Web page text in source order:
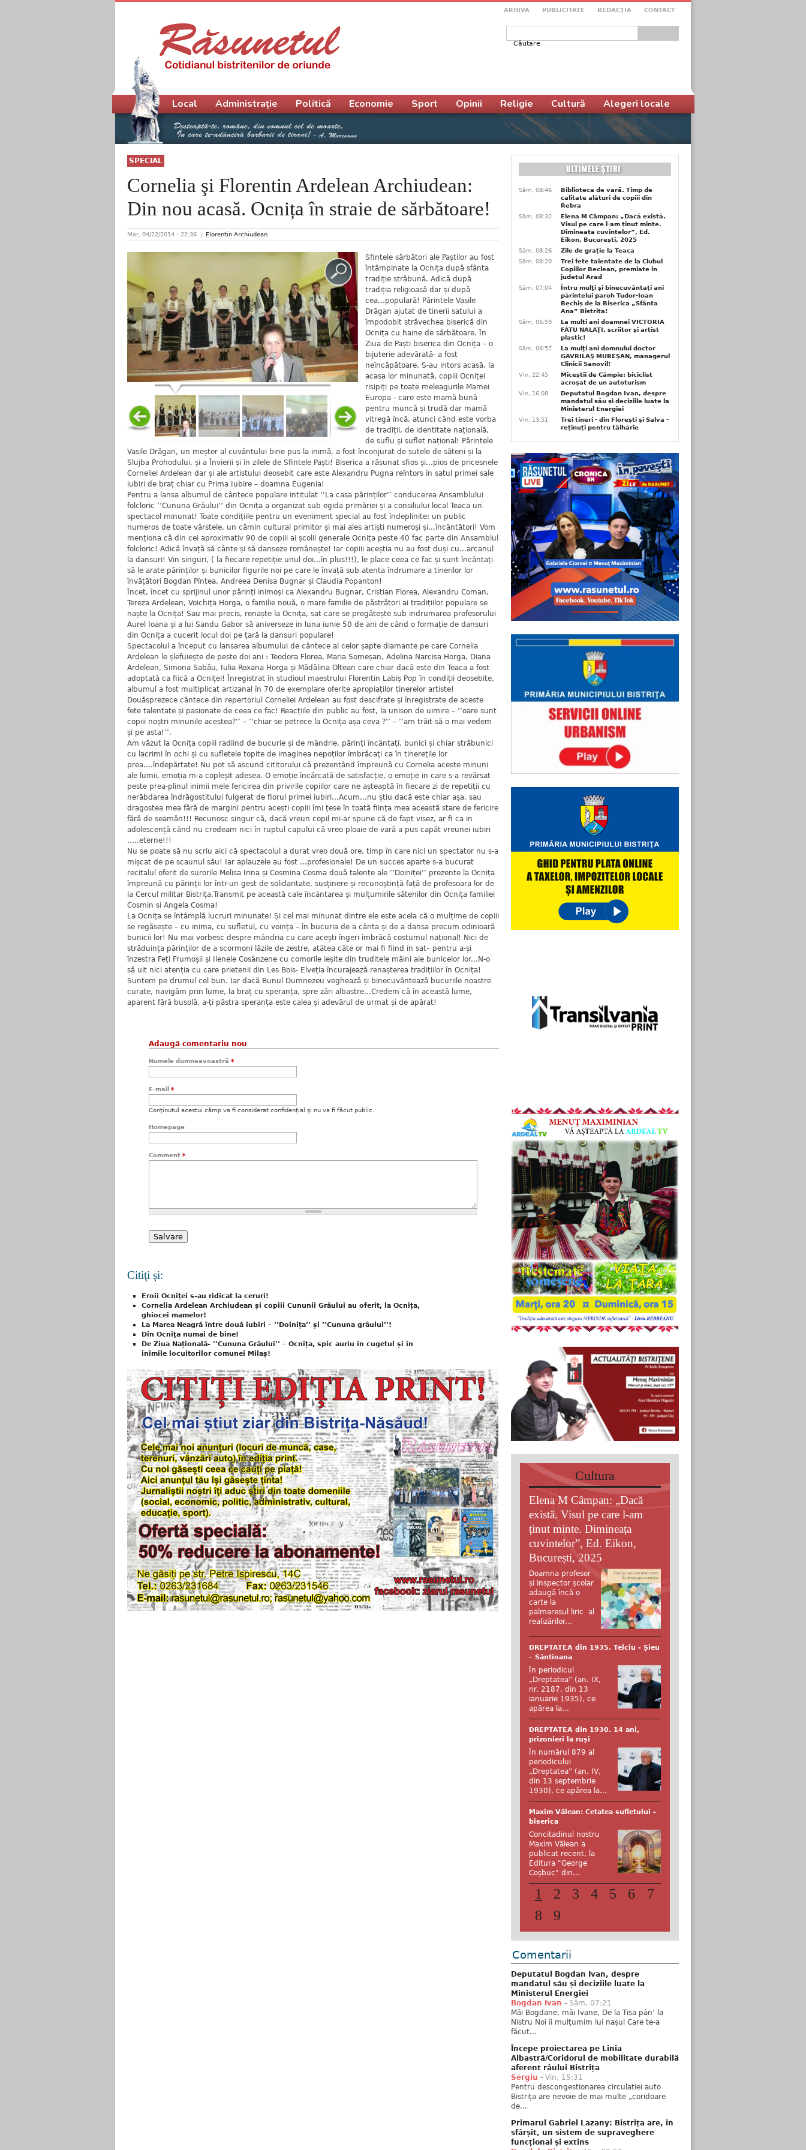
ARHIVA PUBLICITATE REDACŢIA CONTACT
Formular de căutare
SPECIAL
Cornelia şi Florentin Ardelean Archiudean:
Din nou acasă. Ocnița în straie de sărbătoare!
Mar, 04/22/2014 - 22:36 Florentin Archiudean
Sfintele sărbători ale Paștilor au fost
întâmpinate la Ocnița după sfânta
tradiție străbună. Adică după
tradiția religioasă dar și după
cea...populară! Părintele Vasile
Drăgan ajutat de tinerii satului a
împodobit străvechea biserică din
Ocnița cu haine de sărbătoare. În
Ziua de Paști biserica din Ocnița – o
bijuterie adevărată- a fost
neîncăpătoare. S-au intors acasă, la
acasa lor minunată, copiii Ocniței
risipiți pe toate meleagurile Mamei
Europa - care este mamă bună
pentru muncă și trudă dar mamă
vitregă încă, atunci când este vorba
de tradiții, de identitate națională,
de suflu și suflet național! Părintele
Vasile Drăgan, un meșter al cuvântului bine pus la inimă, a fost înconjurat de sutele de săteni și la
Slujba Prohodului, și a Învierii și în zilele de Sfintele Paști! Biserica a răsunat sfios și...pios de pricesnele
Corneliei Ardelean dar și ale artistului deosebit care este Alexandru Pugna reîntors în satul primei sale
iubiri de braț chiar cu Prima Iubire – doamna Eugenia!
Pentru a lansa albumul de cântece populare intitulat ’’La casa părinților’’ conducerea Ansamblului
folcloric ’’Cununa Grâului’’ din Ocnița a organizat sub egida primăriei și a consiliului local Teaca un
spectacol minunat! Toate condițiile pentru un eveniment special au fost îndeplinite: un public
numeros de toate vârstele, un cămin cultural primitor și mai ales artiști numeroși și...încântători! Vom
menționa că din cei aproximativ 90 de copiii ai școlii generale Ocnița peste 40 fac parte din Ansamblul
folcloric! Adică învață să cânte și să danseze românește! Iar copiii aceștia nu au fost duși cu...arcanul
la dansuri! Vin singuri, ( la fiecare repetiție unul doi...în plus!!!), le place ceea ce fac și sunt încântați
să le arate părinților și bunicilor figurile noi pe care le învață sub atenta îndrumare a tinerilor lor
învățători Bogdan Pîntea, Andreea Denisa Bugnar și Claudia Popanton!
Încet, încet cu sprijinul unor părinți inimoși ca Alexandru Bugnar, Cristian Florea, Alexandru Coman,
Tereza Ardelean, Voichița Horga, o familie nouă, o mare familie de păstrători ai tradițiilor populare se
naște la Ocnița! Sau mai precis, renaște la Ocnița, sat care se pregătește sub indrumarea profesorului
Aurel Ioana și a lui Sandu Gabor să aniverseze in luna iunie 50 de ani de când o formație de dansuri
din Ocnița a cucerit locul doi pe țară la dansuri populare!
Spectacolul a început cu lansarea albumului de cântece al celor șapte diamante pe care Cornelia
Ardelean le șlefuiește de peste doi ani : Teodora Florea, Maria Someșan, Adelina Narcisa Horga, Diana
Ardelean, Simona Sabău, Iulia Roxana Horga și Mădălina Oltean care chiar dacă este din Teaca a fost
adoptată ca fiică a Ocniței! Înregistrat în studioul maestrului Florentin Labiș Pop în condiții deosebite,
albumul a fost multiplicat artizanal în 70 de exemplare oferite apropiaților tinerelor artiste!
Douăsprezece cântece din repertoriul Corneliei Ardelean au fost descifrate și înregistrate de aceste
fete talentate și pasionate de ceea ce fac! Reacțiile din public au fost, la unison de uimire – ’’oare sunt
copiii noștri minunile acestea?’’ – ’’chiar se petrece la Ocnița așa ceva ?’’ – ’’am trăit să o mai vedem
și pe asta!’’.
Am văzut la Ocnița copiii radiind de bucurie și de mândrie, părinți încântați, bunici și chiar străbunici
cu lacrimi în ochi și cu sufletele topite de imaginea nepoților îmbrăcați ca în tinerețile lor
prea....îndepărtate! Nu pot să ascund cititorului că prezentând împreună cu Cornelia aceste minuni
ale lumii, emoția m-a copleșit adesea. O emoție încărcată de satisfacție, o emoție in care s-a revărsat
peste prea-plinul inimii mele fericirea din privirile copiilor care ne așteaptă în fiecare zi de repetiții cu
nerăbdarea îndrăgostitului fulgerat de fiorul primei iubiri...Acum...nu știu dacă este chiar așa, sau
dragostea mea fără de margini pentru acești copiii îmi țese în toată ființa mea această stare de fericire
fără de seamăn!!! Recunosc singur că, dacă vreun copil mi-ar spune că de fapt visez, ar fi ca in
adolescență când nu credeam nici în ruptul capului că vreo ploaie de vară a pus capăt vreunei iubiri
.....eterne!!!
Nu se poate să nu scriu aici că spectacolul a durat vreo două ore, timp în care nici un spectator nu s-a
mișcat de pe scaunul său! Iar aplauzele au fost ...profesionale! De un succes aparte s-a bucurat
recitalul oferit de surorile Melisa Irina și Cosmina Cosma două talente ale ’’Doiniței’’ prezente la Ocnița
împreună cu părinții lor într-un gest de solidaritate, susținere și recunoștință față de profesoara lor de
la Cercul militar Bistrița.Transmit pe această cale încântarea și mulțumirile sătenilor din Ocnița familiei
Cosmin si Angela Cosma!
La Ocnița se întâmplă lucruri minunate! Și cel mai minunat dintre ele este acela că o mulțime de copiii
se regăsește – cu inima, cu sufletul, cu voința – în bucuria de a cânta și de a dansa precum odinioară
bunicii lor! Nu mai vorbesc despre mândria cu care acești îngeri îmbrăcă costumul național! Nici de
străduința părinților de a scormoni lăzile de zestre, atâtea câte or mai fi fiind în sat– pentru a-și
înzestra Feți Frumoșii și Ilenele Cosânzene cu comorile ieșite din truditele mâini ale bunicelor lor...N-o
să uit nici atenția cu care prietenii din Les Bois- Elveția încurajează renașterea tradițiilor în Ocnița!
Suntem pe drumul cel bun. Iar dacă Bunul Dumnezeu veghează și binecuvântează bucuriile noastre
curate, navigăm prin lume, la braț cu speranța, spre zări albastre...Credem că în această lume,
aparent fără busolă, a-ți păstra speranța este calea și adevărul de urmat și de apărat!
Adaugă comentariu nou
Numele dumneavoastră *
E-mail *
Conţinutul acestui câmp va fi considerat confidenţial şi nu va fi făcut public.
Homepage
Comment *
Citiţi şi:
Eroii Ocniţei s-au ridicat la ceruri!
Cornelia Ardelean Archiudean și copiii Cununii Grâului au oferit, la Ocnița,
ghiocei mamelor!
La Marea Neagră între două iubiri – ’’Doinița’’ și ’’Cununa grâului’’!
Din Ocniţa numai de bine!
De Ziua Națională- ’’Cununa Grâului’’ – Ocnița, spic auriu în cugetul și în
inimile locuitorilor comunei Milaș!
Meniu principal
Local Administrație Politică Economie Sport Opinii Religie Cultură Alegeri locale
Sâm, 08:46
Biblioteca de vară. Timp de
calitate alături de copiii din
Rebra
Sâm, 08:32
Elena M Câmpan: „Dacă există.
Visul pe care l-am ținut minte.
Dimineața cuvintelor”, Ed.
Eikon, București, 2025
Sâm, 08:26
Zile de grație la Teaca
Sâm, 08:20
Trei fete talentate de la Clubul
Copiilor Beclean, premiate in
județul Arad
Sâm, 07:04
Întru mulţi şi binecuvântați ani
părintelui paroh Tudor-Ioan
Bechiș de la Biserica „Sfânta
Ana” Bistrița!
Sâm, 06:59
La mulți ani doamnei VICTORIA
FĂTU NALAŢI, scriitor și artist
plastic!
Sâm, 06:57
La mulţi ani domnului doctor
GAVRILAŞ MUREŞAN, managerul
Clinicii Sanovil!
Vin, 22:45
Miceștii de Câmpie: biciclist
acroșat de un autoturism
Vin, 16:08
Deputatul Bogdan Ivan, despre
mandatul său și deciziile luate la
Ministerul Energiei
Vin, 13:51
Trei tineri - din Florești și Salva -
reținuți pentru tâlhărie
Cultura
Elena M Câmpan: „Dacă
există. Visul pe care l-am
ținut minte. Dimineața
cuvintelor”, Ed. Eikon,
București, 2025
Doamna profesor
și inspector școlar
adaugă încă o
carte la
palmaresul liric al
realizărilor...
DREPTATEA din 1935. Telciu - Șieu
– Sântioana
În periodicul
„Dreptatea” (an. IX,
nr. 2187, din 13
ianuarie 1935), ce
apărea la...
DREPTATEA din 1930. 14 ani,
prizonieri la ruși
În numărul 879 al
periodicului
„Dreptatea” (an. IV,
din 13 septembrie
1930), ce apărea la...
Maxim Vălean: Cetatea sufletului -
biserica
Concitadinul nostru
Maxim Vălean a
publicat recent, la
Editura "George
Coşbuc" din...
1 2 3 4 5 6
7
8
9
Comentarii
Deputatul Bogdan Ivan, despre
mandatul său și deciziile luate la
Ministerul Energiei
Bogdan Ivan - Sâm, 07:21
Măi Bogdane, măi Ivane, De la Tisa pân’ la
Nistru Noi îi mulțumim lui nașul Care te-a
făcut...
Începe proiectarea pe Linia
Albastră/Coridorul de mobilitate durabilă
aferent râului Bistrița
Sergiu - Vin, 15:31
Pentru descongestionarea circulatiei auto
Bistrița are nevoie de mai multe „coridoare
de...
Primarul Gabriel Lazany: Bistrița are, în
sfârșit, un sistem de supraveghere
funcțional și extins